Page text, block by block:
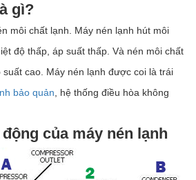
gì?
môi chất lạnh. Máy nén lạnh hút môi
độ thấp, áp suất thấp. Và nén môi chất
cao. Máy nén lạnh được coi là trái
bảo quản , hệ thống điều hòa không
của máy nén lạnh